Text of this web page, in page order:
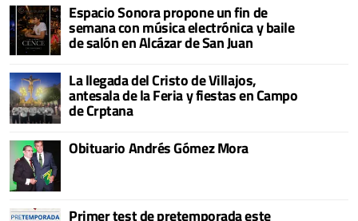
Espacio Sonora propone un fin de
semana con música electrónica y baile
de salón en Alcázar de San Juan
La llegada del Cristo de Villajos,
antesala de la Feria y fiestas en Campo
de Crptana
Obituario Andrés Gómez Mora
Primer test de pretemporada este